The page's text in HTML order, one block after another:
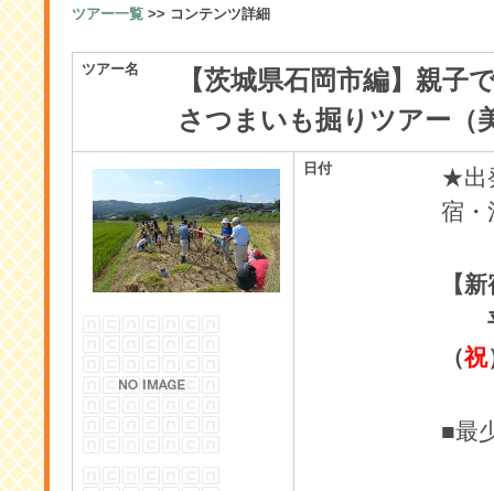
ツアー一覧 >> コンテンツ詳細
ツアー名
【茨城県石岡市編】親子
さつまいも掘りツアー（
日付
★出
宿・
【
（祝
■最